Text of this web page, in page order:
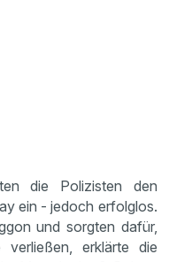
die Polizisten den
ein - jedoch erfolglos.
und sorgten dafür,
erklärte die